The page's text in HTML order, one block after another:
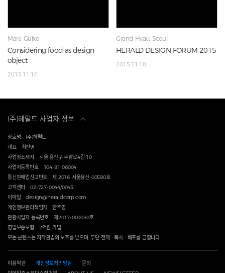
Marti Guixe
Considering food as design
object
2015.11.10
Grand Hyatt Seoul
HERALD DESIGN FORUM 2015
2015.11.10
(주)헤럴드 사업자 정보
상호명
(주)헤럴드
대표
최진영
사업장소재지
서울 용산구 후암로4길 10
사업자등록번호
104-81-06004
통신판매업신고번호
제 2016-서울용산-00590호
고객센터
02-727-0044/0043
이메일
design@heraldcorp.com
개인정보관리책임자
안주영
관광사업자 등록번호
제2017-000030호
영업보증보험
2억원 가입
모든 콘텐츠는 저작권법의 보호를 받으며, 무단 전재ㆍ복사ㆍ배포를 금합니다.
이용약관 개인정보처리방침
문의